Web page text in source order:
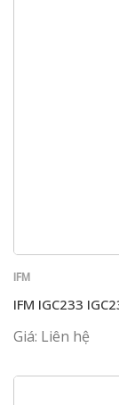
IFM
IFM IGC233
Giá: Liên hệ